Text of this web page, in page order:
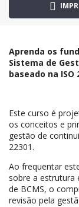
Aprenda os
Sistema de
baseado na ISO
Este curso é
os conceitos e
gestão de
22301.
Ao frequentar
sobre a estrutura
de BCMS, o
revisão pela